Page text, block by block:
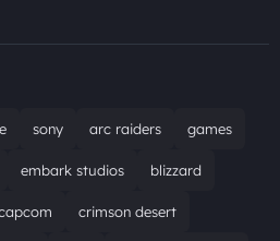
sony arc raiders games
embark studios blizzard
crimson desert